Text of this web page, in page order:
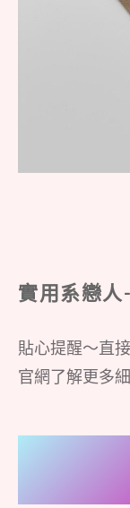
實用系戀
貼心提醒～直
官網了解更多